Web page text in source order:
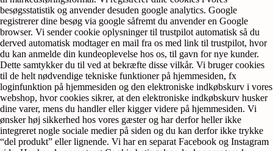
besøgsstatistik og anvender desuden google analytics. Google
registrerer dine besøg via google såfremt du anvender en Google
browser. Vi sender cookie oplysninger til trustpilot automatisk så du
derved automatisk modtager en mail fra os med link til trustpilot, hvor
du kan anmelde din kundeoplevelse hos os, til gavn for nye kunder.
Dette samtykker du til ved at bekræfte disse vilkår. Vi bruger cookies
til de helt nødvendige tekniske funktioner på hjemmesiden, fx
loginfunktion på hjemmesiden og den elektroniske indkøbskurv i vores
webshop, hvor cookies sikrer, at den elektroniske indkøbskurv husker
dine varer, mens du handler eller kigger videre på hjemmesiden. Vi
ønsker høj sikkerhed hos vores gæster og har derfor heller ikke
integreret nogle sociale medier på siden og du kan derfor ikke trykke
“del produkt” eller lignende. Vi har en separat Facebook og Instagram